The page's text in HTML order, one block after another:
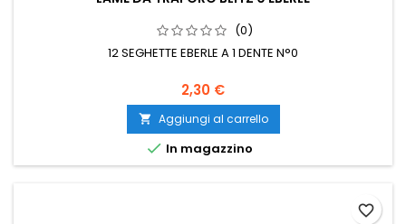
(0)
12 SEGHETTE EBERLE A 1 DENTE N°0
2,30 €
 Aggiungi al carrello
 In magazzino
favorite_border